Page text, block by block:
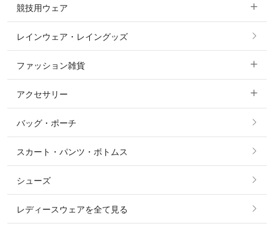
カットソー・Tシャツ・タンクトップ
ニット・セーター
シャツ・ブラウス・ワンピース
コート
ジャケット・ブルゾン
競技用ウェア
すべての競技用ウェア
ショージャケット
ショーシャツ
レインウェア・レイングッズ
ファッション雑貨
すべてのファッション雑貨
ソックス
ベルト
アクセサリー
すべてのアクセサリー
リング
ピアス・イヤリング
バッグ・ポーチ
スカート・パンツ・ボトムス
シューズ
レディースウェアを全て見る